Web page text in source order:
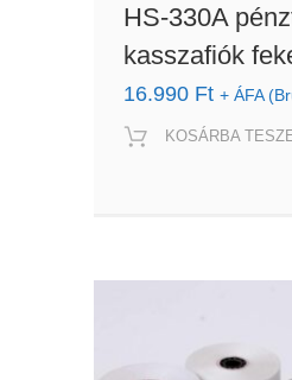
HS-330A
kasszafiók
16.990 Ft + ÁFA
KOSÁRBA